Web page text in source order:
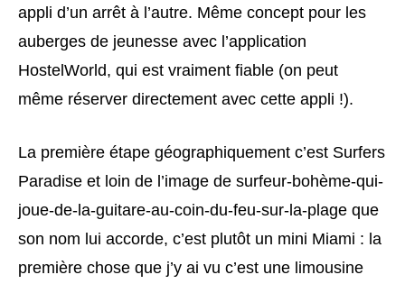
appli d’un arrêt à l’autre. Même concept pour les
auberges de jeunesse avec l’application
HostelWorld, qui est vraiment fiable (on peut
même réserver directement avec cette appli !).
La première étape géographiquement c’est Surfers
Paradise et loin de l’image de surfeur-bohème-qui-
joue-de-la-guitare-au-coin-du-feu-sur-la-plage que
son nom lui accorde, c’est plutôt un mini Miami : la
première chose que j’y ai vu c’est une limousine